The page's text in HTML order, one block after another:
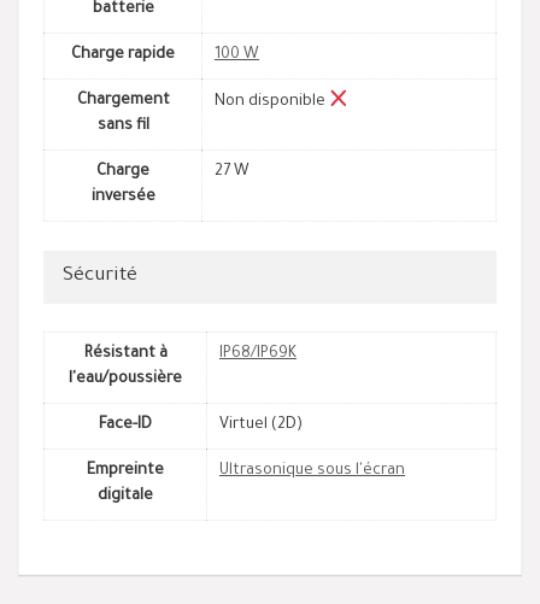
batterie
Charge rapide 100 W
Chargement
sans fil
Non disponible
Charge
inversée
27 W
Sécurité
Résistant à
l'eau/poussière
IP68/IP69K
Face-ID Virtuel (2D)
Empreinte
digitale
Ultrasonique sous l'écran